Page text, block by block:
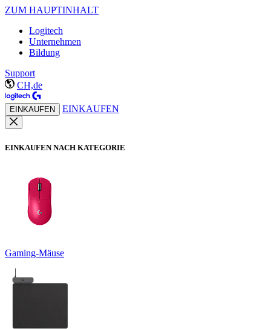
ZUM HAUPTINHALT
Logitech
Unternehmen
Bildung
Support
CH,de
EINKAUFEN EINKAUFEN
EINKAUFEN NACH KATEGORIE
Gaming-Mäuse